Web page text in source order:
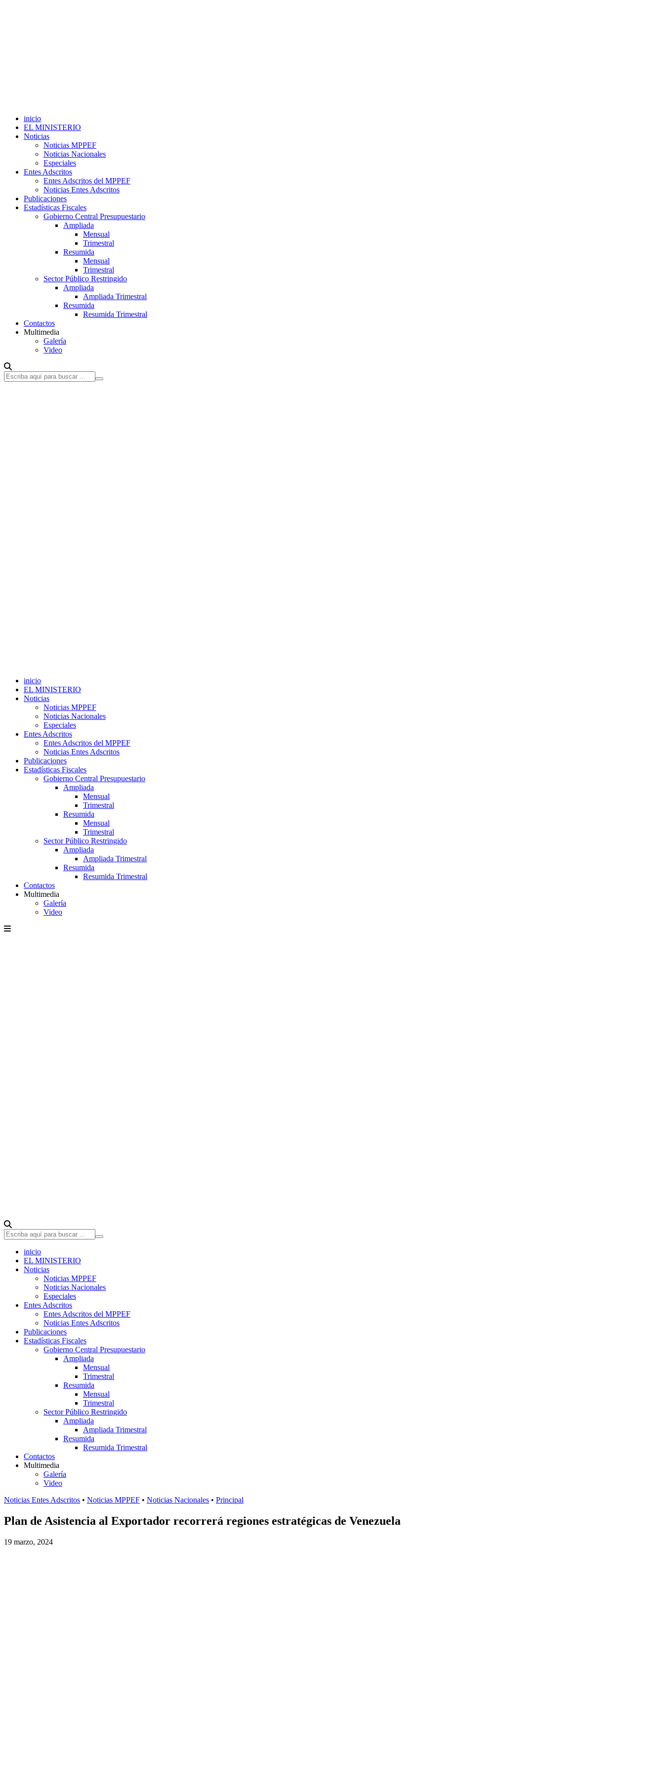
inicio
EL MINISTERIO
Noticias
Noticias MPPEF
Noticias Nacionales
Especiales
Entes Adscritos
Entes Adscritos del MPPEF
Noticias Entes Adscritos
Publicaciones
Estadísticas Fiscales
Gobierno Central Presupuestario
Ampliada
Mensual
Trimestral
Resumida
Mensual
Trimestral
Sector Público Restringido
Ampliada
Ampliada Trimestral
Resumida
Resumida Trimestral
Contactos
Multimedia
Galería
Video
inicio
EL MINISTERIO
Noticias
Noticias MPPEF
Noticias Nacionales
Especiales
Entes Adscritos
Entes Adscritos del MPPEF
Noticias Entes Adscritos
Publicaciones
Estadísticas Fiscales
Gobierno Central Presupuestario
Ampliada
Mensual
Trimestral
Resumida
Mensual
Trimestral
Sector Público Restringido
Ampliada
Ampliada Trimestral
Resumida
Resumida Trimestral
Contactos
Multimedia
Galería
Video
inicio
EL MINISTERIO
Noticias
Noticias MPPEF
Noticias Nacionales
Especiales
Entes Adscritos
Entes Adscritos del MPPEF
Noticias Entes Adscritos
Publicaciones
Estadísticas Fiscales
Gobierno Central Presupuestario
Ampliada
Mensual
Trimestral
Resumida
Mensual
Trimestral
Sector Público Restringido
Ampliada
Ampliada Trimestral
Resumida
Resumida Trimestral
Contactos
Multimedia
Galería
Video
Noticias Entes Adscritos • Noticias MPPEF • Noticias Nacionales • Principal
Plan de Asistencia al Exportador recorrerá regiones estratégicas de Venezuela
19 marzo, 2024